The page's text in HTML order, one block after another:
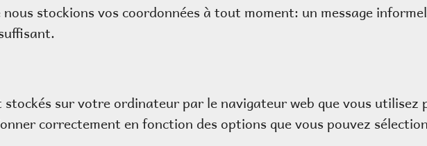
stockions vos coordonnées à tout moment: un message
sur votre ordinateur par le navigateur web que vous utilisez
correctement en fonction des options que vous pouvez